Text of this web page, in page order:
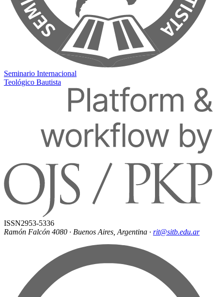
Seminario Internacional
Teológico Bautista
ISSN2953-5336
Ramón Falcón 4080 · Buenos Aires, Argentina · rit@sitb.edu.ar